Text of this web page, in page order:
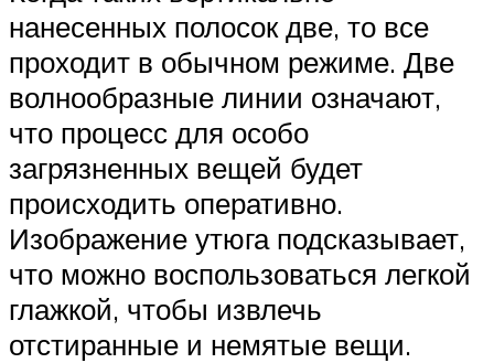
нанесенных полосок две, то все
проходит в обычном режиме. Две
волнообразные линии означают,
что процесс для особо
загрязненных вещей будет
происходить оперативно.
Изображение утюга подсказывает,
что можно воспользоваться легкой
глажкой, чтобы извлечь
отстиранные и немятые вещи.